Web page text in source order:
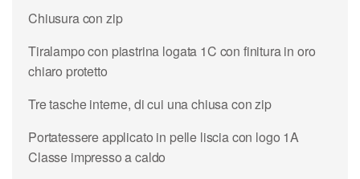
Chiusura con zip
Tiralampo con piastrina logata 1C con finitura in oro
chiaro protetto
Tre tasche interne, di cui una chiusa con zip
Portatessere applicato in pelle liscia con logo 1A
Classe impresso a caldo